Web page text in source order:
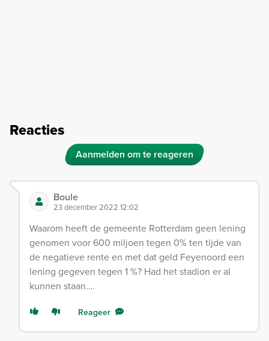
Reacties
Aanmelden om te reageren
Boule
23 december 2022 12:02
Waarom heeft de gemeente Rotterdam geen lening
genomen voor 600 miljoen tegen 0% ten tijde van
de negatieve rente en met dat geld Feyenoord een
lening gegeven tegen 1 %? Had het stadion er al
kunnen staan….
Reageer